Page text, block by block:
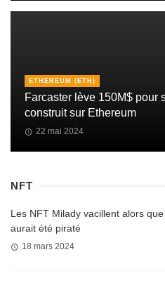
ETHEREUM (ETH)
Farcaster lève 150M$ pour
construit sur Ethereum
22 mai 2024
NFT
Les NFT Milady vacillent alors
aurait été piraté
18 mars 2024